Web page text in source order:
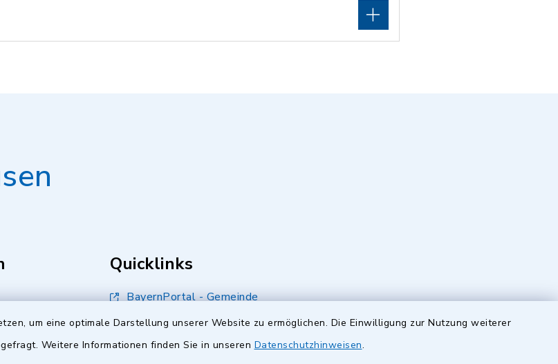
um eine optimale Darstellung unserer Website zu ermöglichen. Die Einwilligung zur Nutzung weiterer
Weitere Informationen finden Sie in unseren Datenschutzhinweisen.
Quicklinks
BayernPortal - Gemeinde
Landkreis Landshut